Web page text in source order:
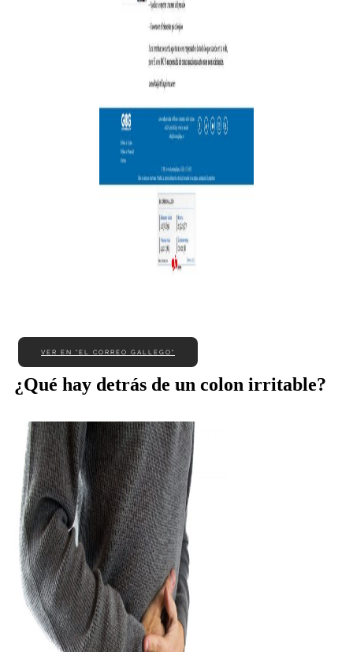
VER EN "EL CORREO GALLEGO"
¿Qué hay detrás de un colon irritable?